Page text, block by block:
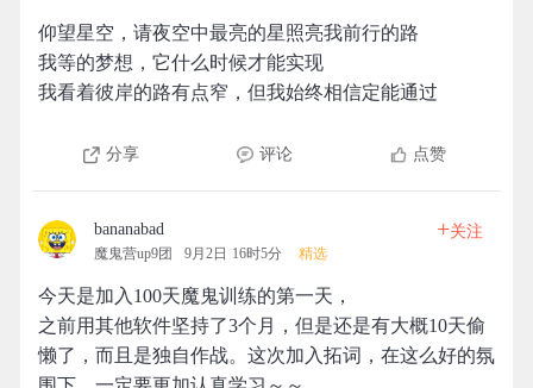
仰望星空，请夜空中最亮的星照亮我前行的路
我等的梦想，它什么时候才能实现
我看着彼岸的路有点窄，但我始终相信定能通过
分享 评论 点赞
bananabad
魔鬼营up9团 9月2日 16时5分 精选
+关注
今天是加入100天魔鬼训练的第一天，
之前用其他软件坚持了3个月，但是还是有大概10天偷
懒了，而且是独自作战。这次加入拓词，在这么好的氛